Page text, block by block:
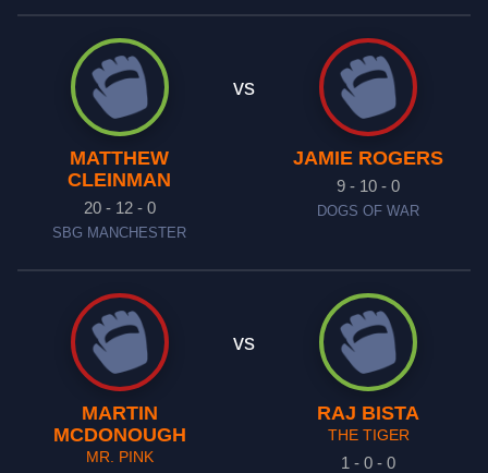
MATTHEW
CLEINMAN
20 - 12 - 0
SBG MANCHESTER
vs
JAMIE ROGERS
9 - 10 - 0
DOGS OF WAR
MARTIN
MCDONOUGH
MR. PINK
vs
RAJ BISTA
THE TIGER
1 - 0 - 0